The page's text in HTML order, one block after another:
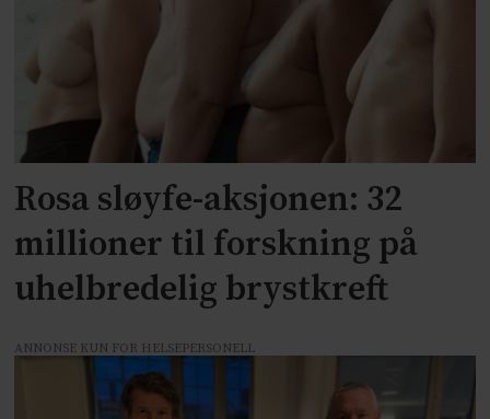
Rosa sløyfe-aksjonen: 32
millioner til forskning på
uhelbredelig brystkreft
ANNONSE KUN FOR HELSEPERSONELL